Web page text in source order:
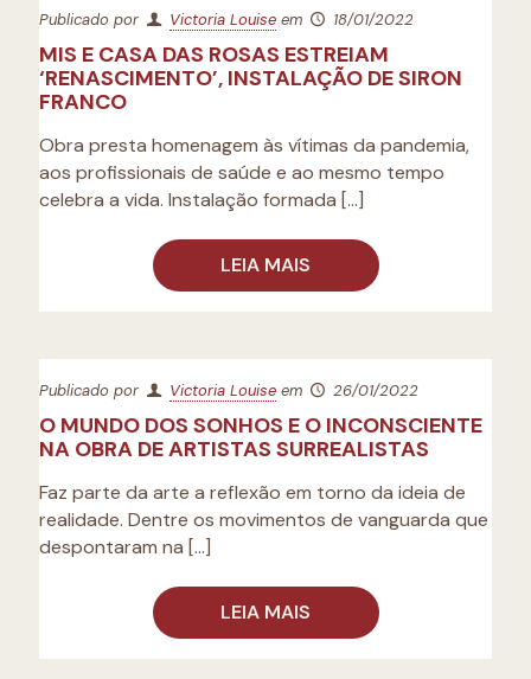
Publicado por Victoria Louise em 18/01/2022
MIS E CASA DAS ROSAS ESTREIAM
‘RENASCIMENTO’, INSTALAÇÃO DE SIRON
FRANCO
Obra presta homenagem às vítimas da pandemia,
aos profissionais de saúde e ao mesmo tempo
celebra a vida. Instalação formada […]
LEIA MAIS
Publicado por Victoria Louise em 26/01/2022
O MUNDO DOS SONHOS E O INCONSCIENTE
NA OBRA DE ARTISTAS SURREALISTAS
Faz parte da arte a reflexão em torno da ideia de
realidade. Dentre os movimentos de vanguarda que
despontaram na […]
LEIA MAIS